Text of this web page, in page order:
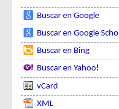
Buscar en Google
Buscar en Google
Buscar en Bing
Buscar en Yahoo!
vCard
XML